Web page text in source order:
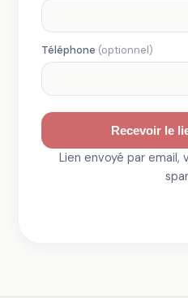
Téléphone (optionnel)
Recevoir le
Lien envoyé par email,